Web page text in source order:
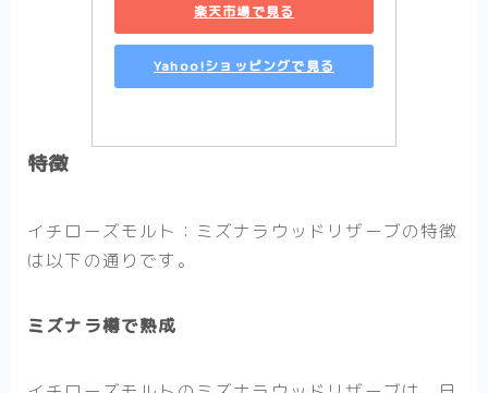
楽天市場で見る
Yahoo!ショッピングで見る
特徴
イチローズモルト：ミズナラウッドリザーブの特徴
は以下の通りです。
ミズナラ樽で熟成